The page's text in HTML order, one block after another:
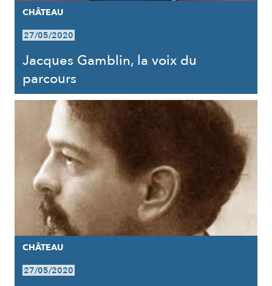
CHÂTEAU
27/05/2020
Jacques Gamblin, la voix du
parcours
CHÂTEAU
27/05/2020